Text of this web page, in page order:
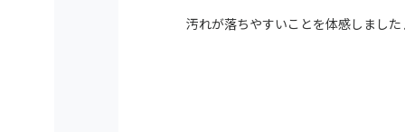
汚れが落ちやすいことを体感しまし